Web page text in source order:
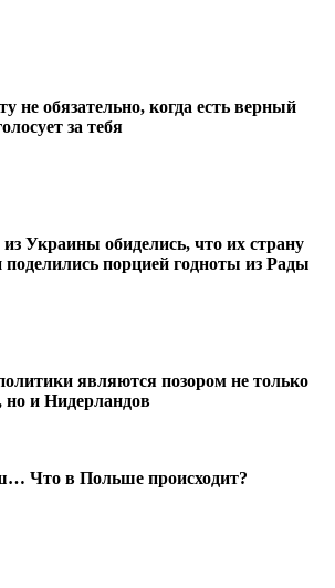
не обязательно, когда есть верный
за тебя
Украины обиделись, что их страну
порцией годноты из Рады
являются позором не только
и Нидерландов
в Польше происходит?